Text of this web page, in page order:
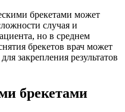
брекетами может
случая и
но в среднем
брекетов врач может
закрепления результатов
брекетами